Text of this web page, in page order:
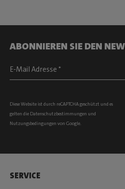
ABONNIEREN SIE DEN
Diese Website ist durch reCAPTCHA geschützt und es
gelten die Datenschutzbestimmungen und
Nutzungsbedingungen von Google.
SERVICE